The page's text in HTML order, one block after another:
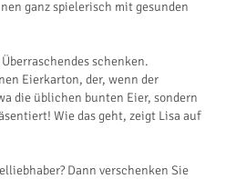
ganz spielerisch mit gesunden
schenken.
Eierkarton, der, wenn der
die üblichen bunten Eier, sondern
Wie das geht, zeigt Lisa auf
Dann verschenken Sie